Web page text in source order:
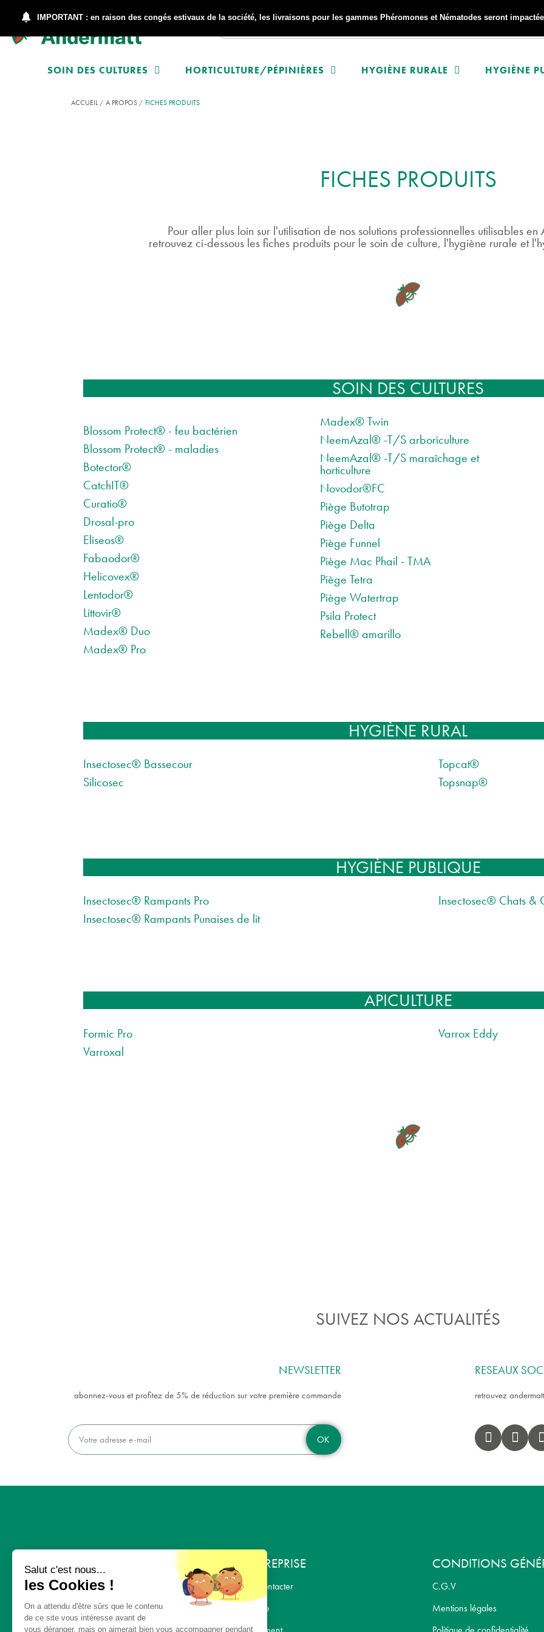
SOIN DES CULTURES HORTICULTURE/PÉPINIÈRES HYGIÈNE RURALE HYGIÈNE
ACCUEIL A PROPOS FICHES PRODUITS
FICHES PRODUITS
Pour aller plus loin sur l'utilisation de nos solutions professionnelles utilisables
retrouvez ci-dessous les fiches produits pour le soin de culture, l'hygiène rurale et
SOIN DES CULTURES
Blossom Protect® - feu bactérien
Blossom Protect® - maladies
Botector®
CatchIT®
Curatio®
Drosal-pro
Eliseos®
Fabaodor®
Helicovex®
Lentodor®
Littovir®
Madex® Duo
Madex® Pro
Madex® Twin
NeemAzal® -T/S arboriculture
NeemAzal® -T/S maraîchage et
horticulture
Novodor®FC
Piège Butotrap
Piège Delta
Piège Funnel
Piège Mac Phail - TMA
Piège Tetra
Piège Watertrap
Psila Protect
Rebell® amarillo
HYGIÈNE RURAL
Insectosec® Bassecour
Silicosec
Topcat®
Topsnap®
HYGIÈNE PUBLIQUE
Insectosec® Rampants Pro
Insectosec® Rampants Punaises de lit
Insectosec® Chats &
APICULTURE
Formic Pro
Varroxal
Varrox Eddy
SUIVEZ NOS ACTUALITÉS
NEWSLETTER
abonnez-vous et profitez de 5% de réduction sur votre première commande
OK
RESEAUX
retrouvez
« UNE ALIMENTATION
L'ENTREPRISE
Nous contacter
L' équipe
CONDITIONS
C.G.V
Mentions légales
IMPORTANT : en raison des congés estivaux de la société, les livraisons pour les gammes Phéromones et Nématodes seront
Salut c'est nous...
les Cookies !
On a attendu d'être sûrs que le contenu
de ce site vous intéresse avant de
vous déranger, mais on aimerait bien vous accompagner pendant